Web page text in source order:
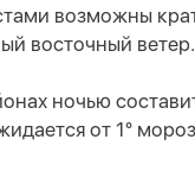
возможны
восточный ветер.
ночью
от 1°